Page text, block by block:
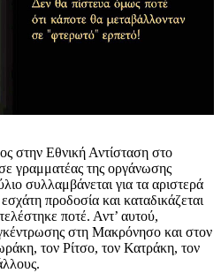
στην Εθνική Αντίσταση στο
γραμματέας της οργάνωσης
συλλαμβάνεται για τα αριστερά
προδοσία και καταδικάζεται
ποτέ. Αντ’ αυτού,
στη Μακρόνησο και στον
τον Ρίτσο, τον Κατράκη, τον